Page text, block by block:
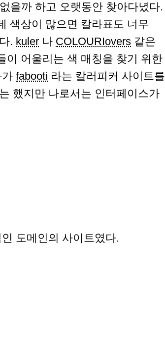
을까 하고 오랫동안 찾아다녔다.
색상이 많으면 칼라표도 너무
. kuler 나 COLOURIovers 같은
이 어울리는 색 매칭을 찾기 위한
fabooti 라는 칼러피커 사이트를
했지만 나로서는 인터페이스가
도메인의 사이트였다.